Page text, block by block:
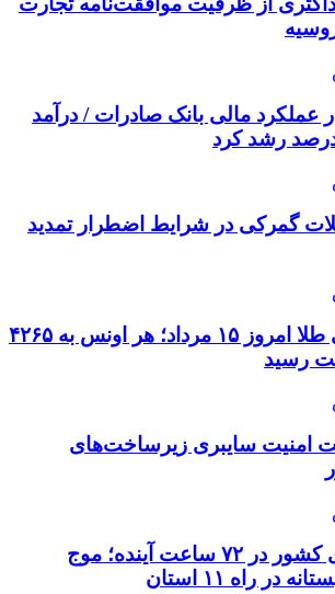
روسیه
عملکرد مالی بانک صادرات / درآمد
گمرکی در شرایط اضطرار تمدید
قیمت جهانی طلا امروز ۱۵ مرداد؛ هر اونس به ۴۲۶۵
امنیت سایبری زیرساخت‌های
وضعیت جوی کشور در ۷۲ ساعت آینده؛ موج
در راه ۱۱ استان